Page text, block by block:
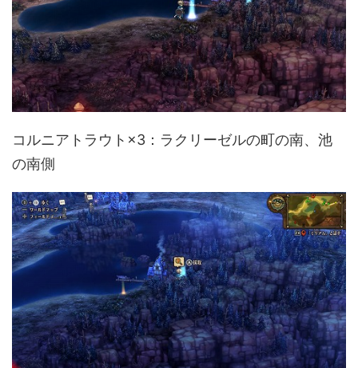
コルニアトラウト×3：ラクリーゼルの町の南、池
の南側